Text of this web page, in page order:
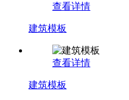
查看详情
建筑模板
查看详情
建筑模板